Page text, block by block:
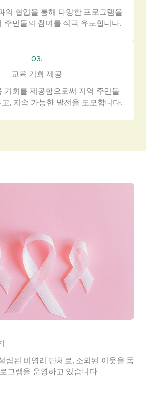
의 협업을 통해 다양한 프로그램을
주민들의 참여를 적극 유도합니다.
03.
교육 기회 제공
기회를 제공함으로써 지역 주민들
, 지속 가능한 발전을 도모합니다.
립된 비영리 단체로, 소외된 이웃을 돕
그램을 운영하고 있습니다.